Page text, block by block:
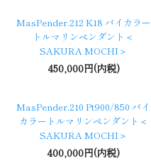
MasPender.212 K18 バイカラー
トルマリンペンダント＜
SAKURA MOCHI＞
450,000円(内税)
MasPender.210 Pt900/850 バイ
カラートルマリンペンダント＜
SAKURA MOCHI＞
400,000円(内税)